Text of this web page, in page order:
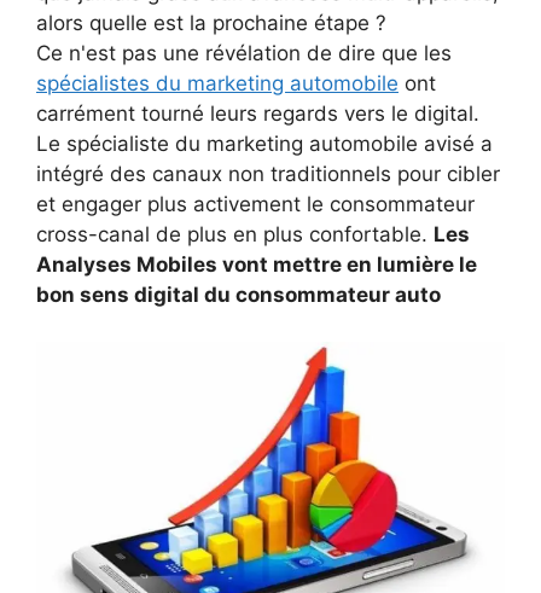
alors quelle est la prochaine étape ?
Ce n'est pas une révélation de dire que les
spécialistes du marketing automobile ont
carrément tourné leurs regards vers le digital.
Le spécialiste du marketing automobile avisé a
intégré des canaux non traditionnels pour cibler
et engager plus activement le consommateur
cross-canal de plus en plus confortable. Les
Analyses Mobiles vont mettre en lumière le
bon sens digital du consommateur auto